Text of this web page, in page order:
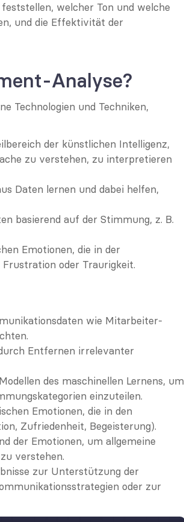
welcher Ton und welche
und die Effektivität der
Analyse?
Technologien und Techniken,
der künstlichen Intelligenz,
zu verstehen, zu interpretieren
Daten lernen und dabei helfen,
basierend auf der Stimmung, z. B.
Emotionen, die in der
oder Traurigkeit.
wie Mitarbeiter-
Entfernen irrelevanter
des maschinellen Lernens, um
einzuteilen.
Emotionen, die in den
Zufriedenheit, Begeisterung).
der Emotionen, um allgemeine
verstehen.
zur Unterstützung der
oder zur